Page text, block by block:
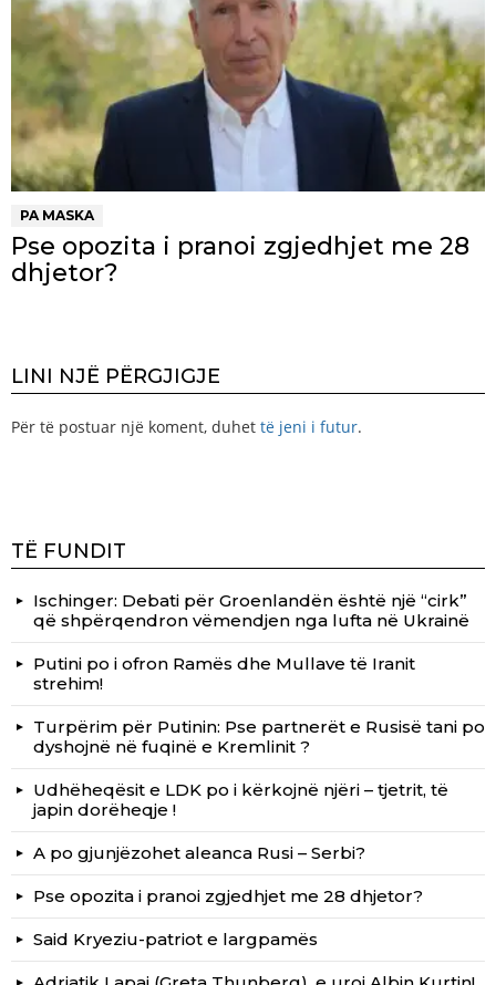
PA MASKA
Pse opozita i pranoi zgjedhjet me 28
dhjetor?
LINI NJË PËRGJIGJE
Për të postuar një koment, duhet të jeni i futur.
TË FUNDIT
Ischinger: Debati për Groenlandën është një “cirk”
që shpërqendron vëmendjen nga lufta në Ukrainë
Putini po i ofron Ramës dhe Mullave të Iranit
strehim!
Turpërim për Putinin: Pse partnerët e Rusisë tani po
dyshojnë në fuqinë e Kremlinit ?
Udhëheqësit e LDK po i kërkojnë njëri – tjetrit, të
japin dorëheqje !
A po gjunjëzohet aleanca Rusi – Serbi?
Pse opozita i pranoi zgjedhjet me 28 dhjetor?
Said Kryeziu-patriot e largpamës